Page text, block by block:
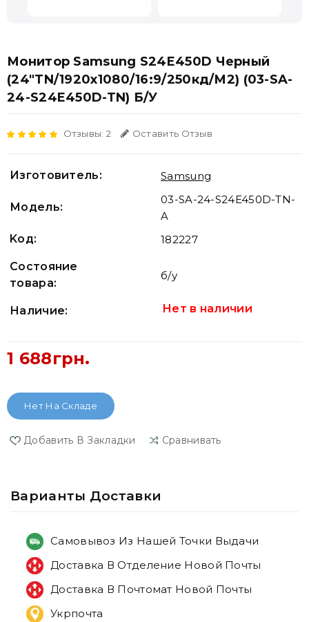
Монитор Samsung S24E450D Черный
(24"TN/1920x1080/16:9/250кд/м2) (03-SA-
24-S24E450D-TN) Б/У
Отзывы: 2 Оставить Отзыв
Изготовитель: Samsung
Модель:
03-SA-24-S24E450D-TN-
A
Koд:
182227
Состояние
товара:
б/у
Наличие: Нет в наличии
1 688грн.
Нет На Складе
Добавить В Закладки Сравнивать
Варианты Доставки
Самовывоз Из Нашей Точки Выдачи
Доставка В Отделение Новой Почты
Доставка В Почтомат Новой Почты
Укрпочта